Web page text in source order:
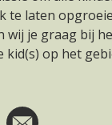
te laten
wij je graag bij
kid(s) op het